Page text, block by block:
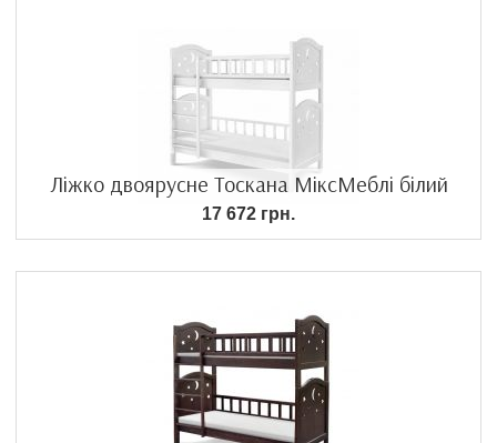
Ліжко двоярусне Тоскана МіксМеблі білий
17 672 грн.